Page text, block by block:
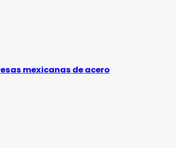
mexicanas de acero